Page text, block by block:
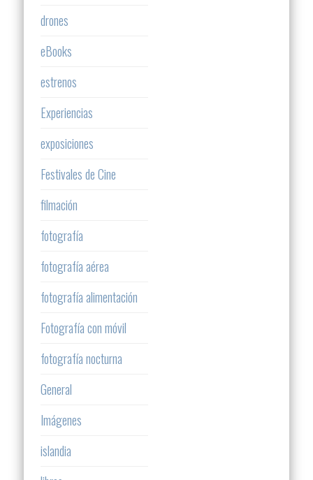
drones
eBooks
estrenos
Experiencias
exposiciones
Festivales de Cine
filmación
fotografía
fotografía aérea
fotografía alimentación
Fotografía con móvil
fotografía nocturna
General
Imágenes
islandia